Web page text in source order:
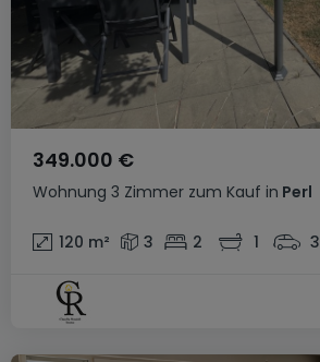
Wohnung 3 Zimmer zum Kauf in Perl
349.000 €
120 m² 3 2 1 3